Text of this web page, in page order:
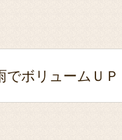
ボリュームＵＰ